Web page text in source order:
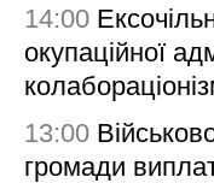
14:00
окупаційної
13:00
громади